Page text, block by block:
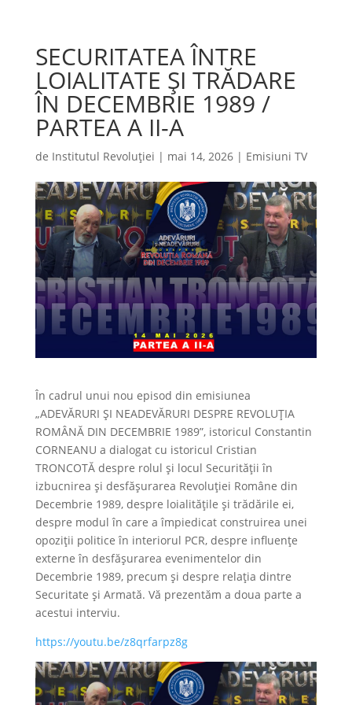
SECURITATEA ÎNTRE
LOIALITATE ȘI TRĂDARE
ÎN DECEMBRIE 1989 /
PARTEA A II-A
de Institutul Revoluției | mai 14, 2026| Emisiuni TV
În cadrul unui nou episod din emisiunea
„ADEVĂRURI ȘI NEADEVĂRURI DESPRE REVOLUȚIA
ROMÂNĂ DIN DECEMBRIE 1989”, istoricul Constantin
CORNEANU a dialogat cu istoricul Cristian
TRONCOTĂ despre rolul și locul Securității în
izbucnirea și desfășurarea Revoluției Române din
Decembrie 1989, despre loialitățile și trădările ei,
despre modul în care a împiedicat construirea unei
opoziții politice în interiorul PCR, despre influențe
externe în desfășurarea evenimentelor din
Decembrie 1989, precum și despre relația dintre
Securitate și Armată. Vă prezentăm a doua parte a
acestui interviu.
https://youtu.be/z8qrfarpz8g